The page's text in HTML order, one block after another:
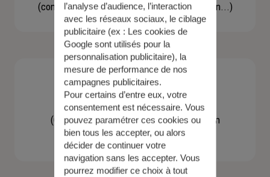
(concernant une actualité, une réglementation...)
Contacter un agent
(Obtenir un devis, une information, faire un
bilan...)
l’analyse d’audience, l’interaction
avec les réseaux sociaux, le ciblage
publicitaire (ex : Les cookies de
Google sont utilisés pour la
personnalisation publicitaire), la
mesure de performance de nos
campagnes publicitaires.
Pour certains d’entre eux, votre
consentement est nécessaire. Vous
pouvez paramétrer ces cookies ou
bien tous les accepter, ou alors
décider de continuer votre
navigation sans les accepter. Vous
pourrez modifier ce choix à tout